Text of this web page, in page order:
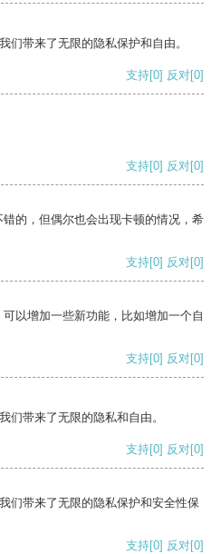
们带来了无限的隐私保护和自由。
支持[0] 反对[0]
支持[0] 反对[0]
的，但偶尔也会出现卡顿的情况，希
支持[0] 反对[0]
以增加一些新功能，比如增加一个自
支持[0] 反对[0]
们带来了无限的隐私和自由。
支持[0] 反对[0]
们带来了无限的隐私保护和安全性保
支持[0] 反对[0]